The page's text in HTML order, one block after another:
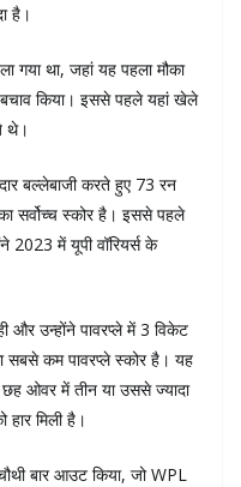
है।
गया था, जहां यह पहला मौका
बचाव किया। इससे पहले यहां खेले
थे।
बल्लेबाजी करते हुए 73 रन
सर्वोच्च स्कोर है। इससे पहले
2023 में यूपी वॉरियर्स के
और उन्होंने पावरप्ले में 3 विकेट
सबसे कम पावरप्ले स्कोर है। यह
ओवर में तीन या उससे ज्यादा
मिली है।
बार आउट किया, जो WPL